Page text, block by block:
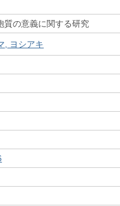
質の意義に関する研究
, ヨシアキ